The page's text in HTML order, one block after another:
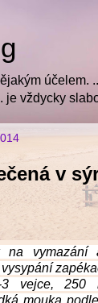
účelem.
je vždycky
v
vymazání
3 vejce, 250
mouka